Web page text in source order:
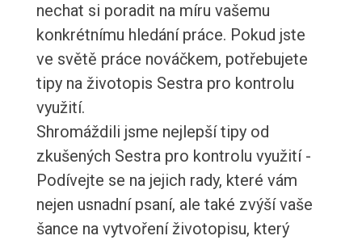
nechat si poradit na míru vašemu
konkrétnímu hledání práce. Pokud jste
ve světě práce nováčkem, potřebujete
tipy na životopis Sestra pro kontrolu
využití.
Shromáždili jsme nejlepší tipy od
zkušených Sestra pro kontrolu využití -
Podívejte se na jejich rady, které vám
nejen usnadní psaní, ale také zvýší vaše
šance na vytvoření životopisu, který